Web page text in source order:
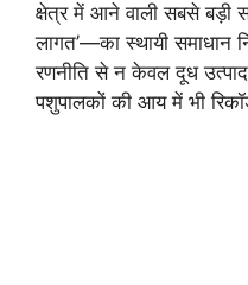
क्षेत्र में आने वाली सबसे बड़ी
लागत’—का स्थायी समाधान
रणनीति से न केवल दूध
पशुपालकों की आय में भी